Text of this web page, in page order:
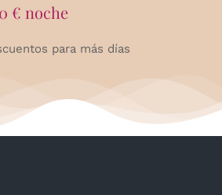
€ noche
para más días